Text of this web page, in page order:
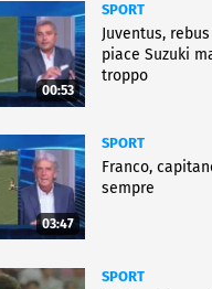
00:53
SPORT
Juventus,
piace Suzuki
troppo
03:47
SPORT
Franco,
sempre
SPORT